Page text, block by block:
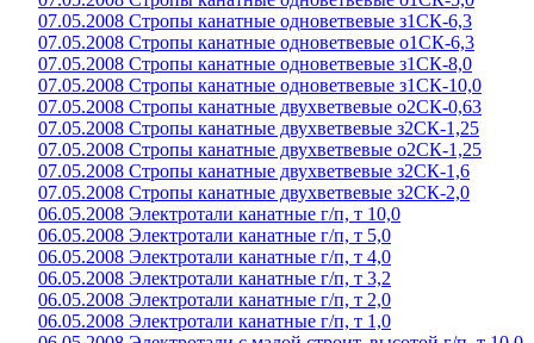
07.05.2008 Стропы канатные одноветвевые з1СК-6,3
07.05.2008 Стропы канатные одноветвевые о1СК-6,3
07.05.2008 Стропы канатные одноветвевые з1СК-8,0
07.05.2008 Стропы канатные одноветвевые з1СК-10,0
07.05.2008 Стропы канатные двухветвевые о2СК-0,63
07.05.2008 Стропы канатные двухветвевые з2СК-1,25
07.05.2008 Стропы канатные двухветвевые о2СК-1,25
07.05.2008 Стропы канатные двухветвевые з2СК-1,6
07.05.2008 Стропы канатные двухветвевые з2СК-2,0
06.05.2008 Электротали канатные г/п, т 10,0
06.05.2008 Электротали канатные г/п, т 5,0
06.05.2008 Электротали канатные г/п, т 4,0
06.05.2008 Электротали канатные г/п, т 3,2
06.05.2008 Электротали канатные г/п, т 2,0
06.05.2008 Электротали канатные г/п, т 1,0